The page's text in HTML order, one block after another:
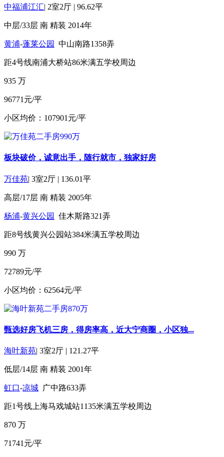
中福浦江汇| 2室2厅 | 96.62平
中层/33层 南 精装 2014年
黄浦-蓬莱公园 中山南路1358弄
距4号线南浦大桥站86米满五学校周边
935 万
96771元/平
小区均价：107901元/平
板块破价，诚意出手，随行就市，独家好房
万佳苑| 3室2厅 | 136.01平
高层/17层 南 精装 2005年
杨浦-黄兴公园 佳木斯路321弄
距8号线黄兴公园站384米满五学校周边
990 万
72789元/平
小区均价：62564元/平
甄选好房飞机三房，得房率高，近大宁商圈，小区独...
海叶新苑| 3室2厅 | 121.27平
低层/14层 南 精装 2001年
虹口-凉城 广中路633弄
距1号线上海马戏城站1135米满五学校周边
870 万
71741元/平